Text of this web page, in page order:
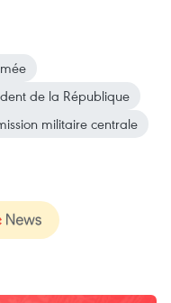
de la République
militaire centrale